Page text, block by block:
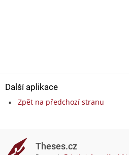
Další aplikace
Zpět na předchozí stranu
Theses.cz